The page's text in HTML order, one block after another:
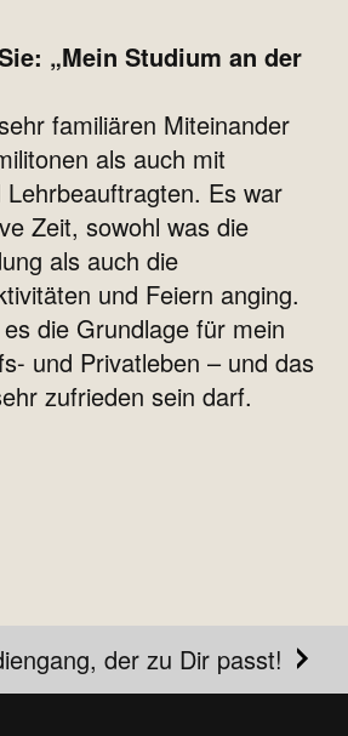
„Mein Studium an der
familiären Miteinander
als auch mit
Es war
Zeit, sowohl was die
als auch die
und Feiern anging.
die Grundlage für mein
und Privatleben – und das
zufrieden sein darf.
der zu Dir passt!